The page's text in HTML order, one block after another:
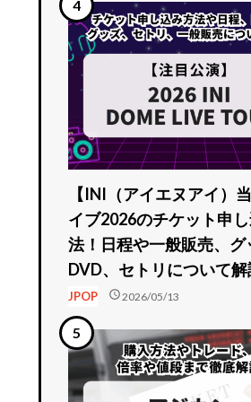
【INI（アイエヌアイ）
イブ2026のチケット申
法！日程や一般販売、グ
DVD、セトリについて解
JPOP schedule2026/05/13